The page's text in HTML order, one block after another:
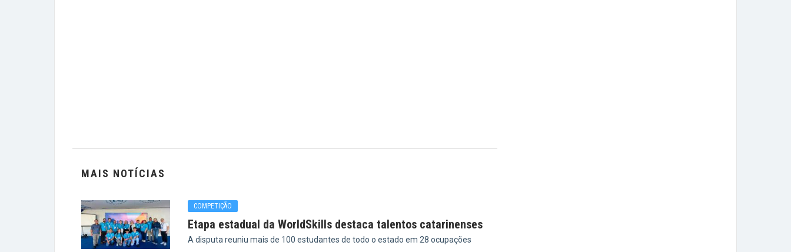
MAIS NOTÍCIAS
COMPETIÇÃO
Etapa estadual da WorldSkills destaca talentos catarinenses
A disputa reuniu mais de 100 estudantes de todo o estado em 28 ocupações